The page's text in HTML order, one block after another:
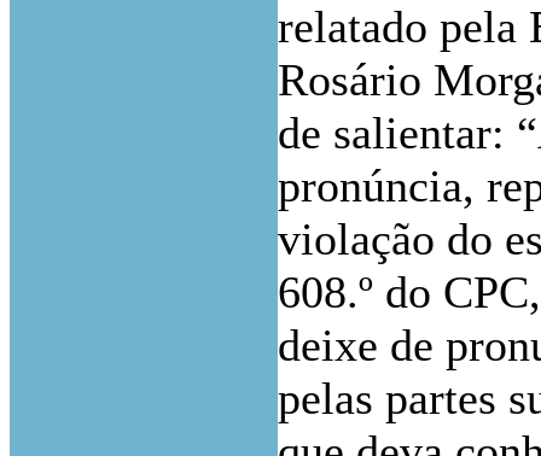
relatado pela
Rosário
de salientar:
pronúncia,
violação do
608.º do
deixe de
pelas partes